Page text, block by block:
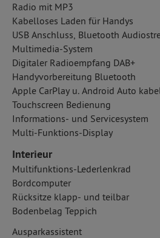
Radio mit MP3
Kabelloses Laden für Handys
USB Anschluss, Bluetooth
Multimedia-System
Digitaler Radioempfang DAB+
Handyvorbereitung Bluetooth
Apple CarPlay u. Android Auto
Touchscreen Bedienung
Informations- und Servicesystem
Multi-Funktions-Display
Interieur
Multifunktions-Lederlenkrad
Bordcomputer
Rücksitze klapp- und teilbar
Bodenbelag Teppich
Ausparkassistent